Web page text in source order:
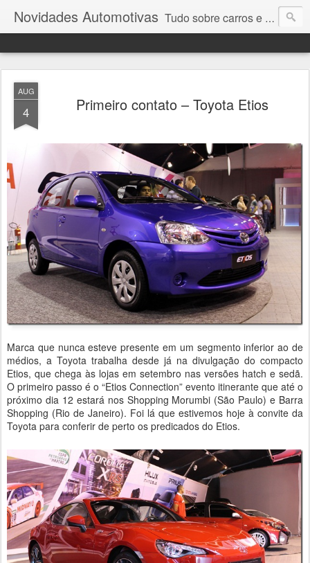
Novidades Automotivas Tudo sobre carros e motores
AUG
4 Primeiro contato – Toyota Etios
Marca que nunca esteve presente em um segmento inferior ao de
médios, a Toyota trabalha desde já na divulgação do compacto
Etios, que chega às lojas em setembro nas versões hatch e sedã.
O primeiro passo é o “Etios Connection” evento itinerante que até o
próximo dia 12 estará nos Shopping Morumbi (São Paulo) e Barra
Shopping (Rio de Janeiro). Foi lá que estivemos hoje à convite da
Toyota para conferir de perto os predicados do Etios.